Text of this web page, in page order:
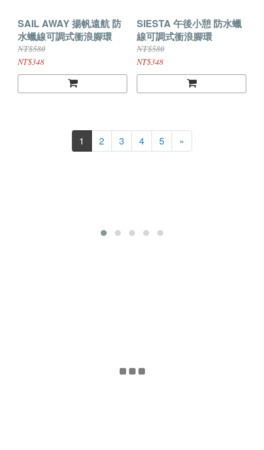
SAIL AWAY 揚帆遠航 防
水蠟線可調式衝浪腳環
NT$580
NT$348
SIESTA 午後小憩 防水蠟
線可調式衝浪腳環
NT$580
NT$348
1 2 3 4 5 »